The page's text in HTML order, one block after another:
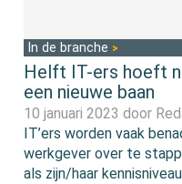
In de branche
Helft IT-ers hoeft
een nieuwe baan
10 januari 2023 door
IT’ers worden vaak
werkgever over te
als zijn/haar